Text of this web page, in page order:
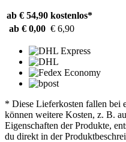
ab € 54,90 kostenlos*
ab € 0,00 € 6,90
* Diese Lieferkosten fallen bei
können weitere Kosten, z. B.
Eigenschaften der Produkte,
du direkt in der